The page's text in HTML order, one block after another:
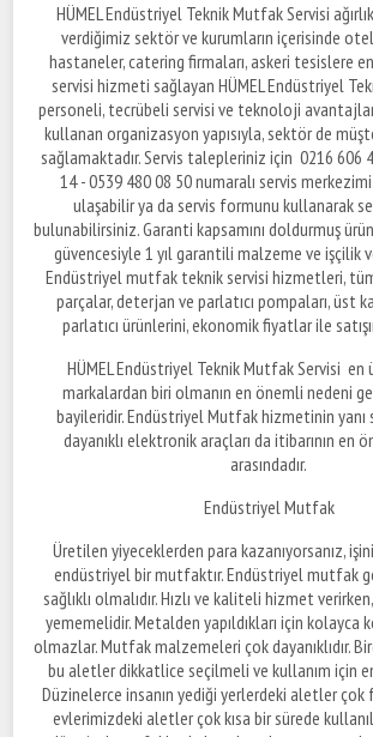
HÜMEL Endüstriyel Teknik Mutfak Servisi
verdiğimiz sektör ve kurumların içerisinde
hastaneler, catering firmaları, askeri tesislere
servisi hizmeti sağlayan HÜMEL Endüstriyel
personeli, tecrübeli servisi ve teknoloji
kullanan organizasyon yapısıyla, sektör de
sağlamaktadır. Servis talepleriniz için 0216 606
14 - 0539 480 08 50 numaralı servis
ulaşabilir ya da servis formunu kullanarak
bulunabilirsiniz. Garanti kapsamını doldurmuş
güvencesiyle 1 yıl garantili malzeme ve işçilik
Endüstriyel mutfak teknik servisi hizmetleri,
parçalar, deterjan ve parlatıcı pompaları, üst
parlatıcı ürünlerini, ekonomik fiyatlar ile
HÜMEL Endüstriyel Teknik Mutfak Servisi
markalardan biri olmanın en önemli nedeni
bayileridir. Endüstriyel Mutfak hizmetinin yanı
dayanıklı elektronik araçları da itibarının en
arasındadır.
Endüstriyel Mutfak
Üretilen yiyeceklerden para kazanıyorsanız,
endüstriyel bir mutfaktır. Endüstriyel mutfak
sağlıklı olmalıdır. Hızlı ve kaliteli hizmet
yememelidir. Metalden yapıldıkları için kolayca
olmazlar. Mutfak malzemeleri çok dayanıklıdır.
bu aletler dikkatlice seçilmeli ve kullanım için
Düzinelerce insanın yediği yerlerdeki aletler çok
evlerimizdeki aletler çok kısa bir sürede